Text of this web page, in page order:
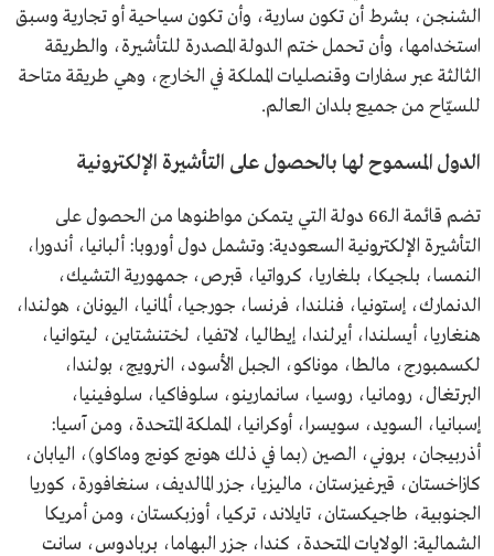
الشنجن، بشرط أن تكون سارية، وأن تكون سياحية أو تجارية وسبق
استخدامها، وأن تحمل ختم الدولة المصدرة للتأشيرة، والطريقة
الثالثة عبر سفارات وقنصليات المملكة في الخارج، وهي طريقة متاحة
للسيّاح من جميع بلدان العالم.
الدول المسموح لها بالحصول على التأشيرة الإلكترونية
تضم قائمة الـ66 دولة التي يتمكن مواطنوها من الحصول على
التأشيرة الإلكترونية السعودية: وتشمل دول أوروبا: ألبانيا، أندورا،
النمسا، بلجيكا، بلغاريا، كرواتيا، قبرص، جمهورية التشيك،
الدنمارك، إستونيا، فنلندا، فرنسا، جورجيا، ألمانيا، اليونان، هولندا،
هنغاريا، أيسلندا، أيرلندا، إيطاليا، لاتفيا، لختنشتاين، ليتوانيا،
لكسمبورج، مالطا، موناكو، الجبل الأسود، النرويج، بولندا،
البرتغال، رومانيا، روسيا، سانمارينو، سلوفاكيا، سلوفينيا،
إسبانيا، السويد، سويسرا، أوكرانيا، المملكة المتحدة، ومن آسيا:
أذربيجان، بروني، الصين (بما في ذلك هونج كونج وماكاو)، اليابان،
كازاخستان، قيرغيزستان، ماليزيا، جزر المالديف، سنغافورة، كوريا
الجنوبية، طاجيكستان، تايلاند، تركيا، أوزبكستان، ومن أمريكا
الشمالية: الولايات المتحدة، كندا، جزر البهاما، بربادوس، سانت